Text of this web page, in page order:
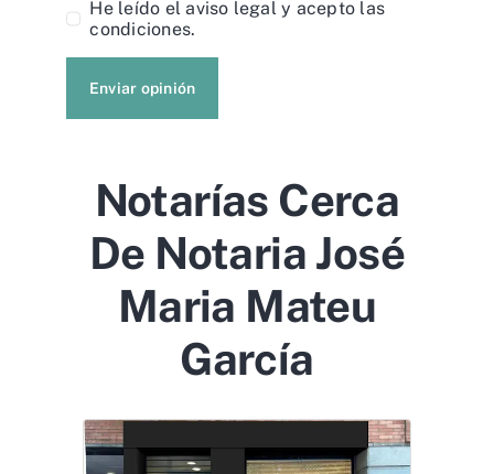
He leído elaviso legal y acepto las
condiciones.
Enviar opinión
Notarías Cerca
De Notaria José
Maria Mateu
García